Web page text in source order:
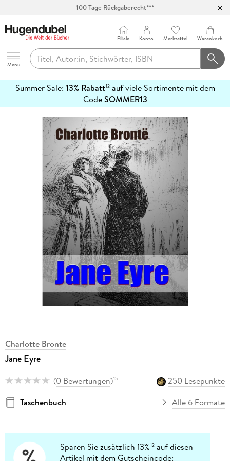
100 Tage Rückgaberecht***
Hugendubel
Menu
Filiale Konto Merkzettel Warenkorb
Summer Sale: 13% Rabatt12auf viele Sortimente mit dem
CodeSOMMER13
erfahren
Charlotte Bronte
Jane Eyre
(0 Bewertungen)15
250 Lesepunkte
Taschenbuch
Alle 6 Formate
Sparen Sie zusätzlich 13%12 auf diesen
Artikel mit dem Gutscheincode: